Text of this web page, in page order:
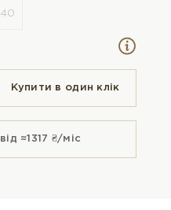
Купити в один клiк
від ≈1317 ₴/міс